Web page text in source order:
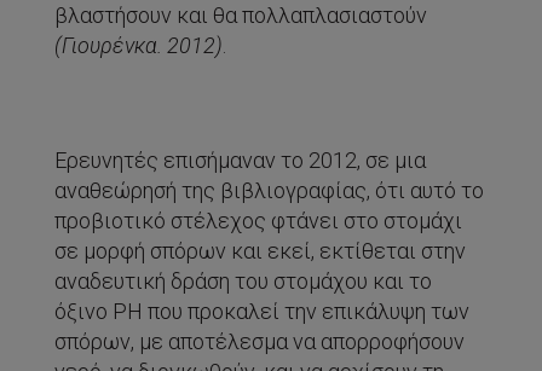
βλαστήσουν και θα πολλαπλασιαστούν
(Γιουρένκα. 2012)
Ερευνητές επισήμαναν το 2012, σε μια
αναθεώρησή της βιβλιογραφίας, ότι αυτό το
προβιοτικό στέλεχος φτάνει στο στομάχι
σε μορφή σπόρων και εκεί, εκτίθεται στην
αναδευτική δράση του στομάχου και το
όξινο PH που προκαλεί την επικάλυψη των
σπόρων, με αποτέλεσμα να απορροφήσουν